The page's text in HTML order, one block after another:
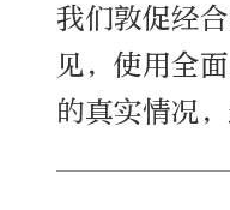
我们敦促经
见，使用全
的真实情况